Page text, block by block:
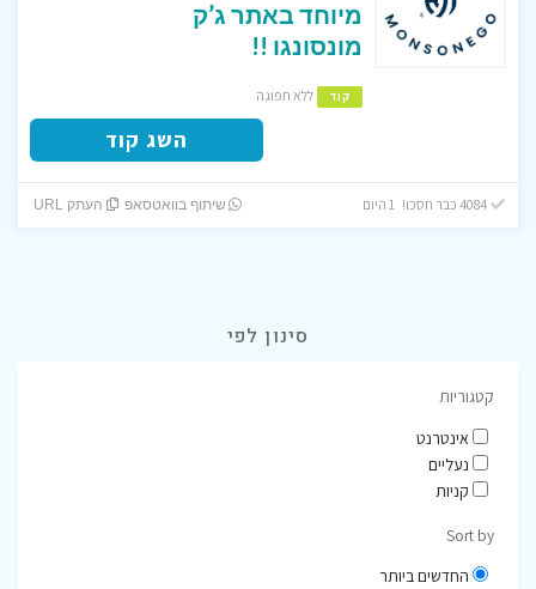
מיוחד באתר ג’ק
מונסונגו !!
קוד ללא תפוגה
השג קוד
4084 כבר חסכו! 1 היום שיתוף בוואטסאפ העתק URL
סינון לפי
קטגוריות
אינטרנט
נעליים
קניות
Sort by
החדשים ביותר